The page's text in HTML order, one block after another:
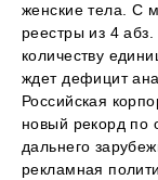
женские тела. С
реестры из 4
количеству
ждет дефицит
Российская
новый рекорд по
дальнего
рекламная